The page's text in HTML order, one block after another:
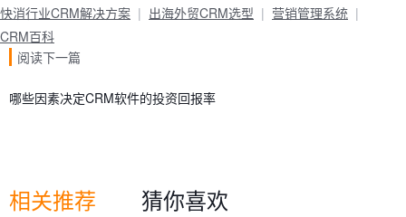
快消行业CRM解决方案
出海外贸CRM选型
营销管理系统
CRM百科
阅读下一篇
哪些因素决定CRM软件的投资回报率
相关推荐 猜你喜欢